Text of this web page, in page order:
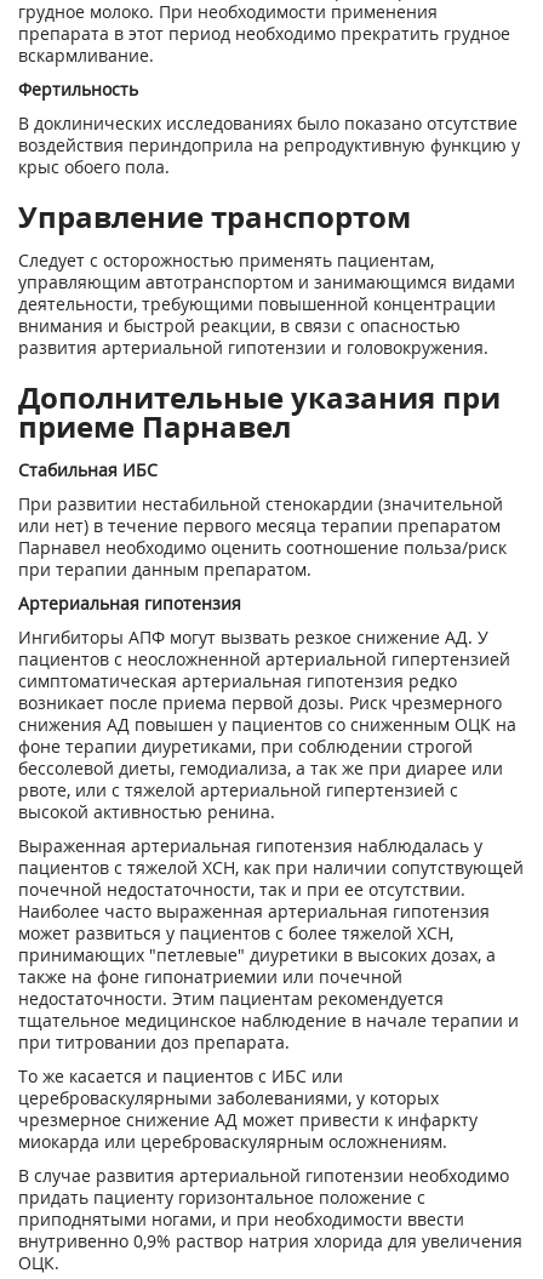
грудное молоко. При необходимости применения
препарата в этот период необходимо прекратить грудное
вскармливание.
Фертильность
В доклинических исследованиях было показано отсутствие
воздействия периндоприла на репродуктивную функцию у
крыс обоего пола.
Управление транспортом
Следует с осторожностью применять пациентам,
управляющим автотранспортом и занимающимся видами
деятельности, требующими повышенной концентрации
внимания и быстрой реакции, в связи с опасностью
развития артериальной гипотензии и головокружения.
Дополнительные указания при
приеме Парнавел
Стабильная ИБС
При развитии нестабильной стенокардии (значительной
или нет) в течение первого месяца терапии препаратом
Парнавел необходимо оценить соотношение польза/риск
при терапии данным препаратом.
Артериальная гипотензия
Ингибиторы АПФ могут вызвать резкое снижение АД. У
пациентов с неосложненной артериальной гипертензией
симптоматическая артериальная гипотензия редко
возникает после приема первой дозы. Риск чрезмерного
снижения АД повышен у пациентов со сниженным ОЦК на
фоне терапии диуретиками, при соблюдении строгой
бессолевой диеты, гемодиализа, а так же при диарее или
рвоте, или с тяжелой артериальной гипертензией с
высокой активностью ренина.
Выраженная артериальная гипотензия наблюдалась у
пациентов с тяжелой ХСН, как при наличии сопутствующей
почечной недостаточности, так и при ее отсутствии.
Наиболее часто выраженная артериальная гипотензия
может развиться у пациентов с более тяжелой ХСН,
принимающих "петлевые" диуретики в высоких дозах, а
также на фоне гипонатриемии или почечной
недостаточности. Этим пациентам рекомендуется
тщательное медицинское наблюдение в начале терапии и
при титровании доз препарата.
То же касается и пациентов с ИБС или
цереброваскулярными заболеваниями, у которых
чрезмерное снижение АД может привести к инфаркту
миокарда или цереброваскулярным осложнениям.
В случае развития артериальной гипотензии необходимо
придать пациенту горизонтальное положение с
приподнятыми ногами, и при необходимости ввести
внутривенно 0,9% раствор натрия хлорида для увеличения
ОЦК.